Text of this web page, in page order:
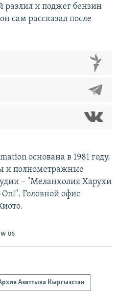
и поджег бензин
сам рассказал после
основана в 1981 году.
и полнометражные
– "Меланхолия Харухи
Головной офис
us
Азаттыка Кыргызстан